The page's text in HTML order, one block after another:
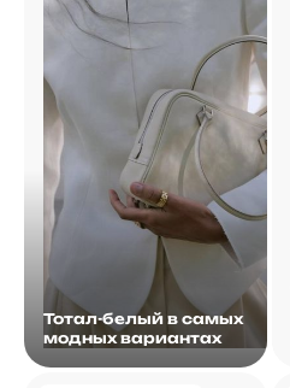
Тотал-белый в самых
модных вариантах